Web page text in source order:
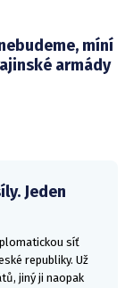
míní
armády
Jeden
síť
republiky. Už
jiný ji naopak